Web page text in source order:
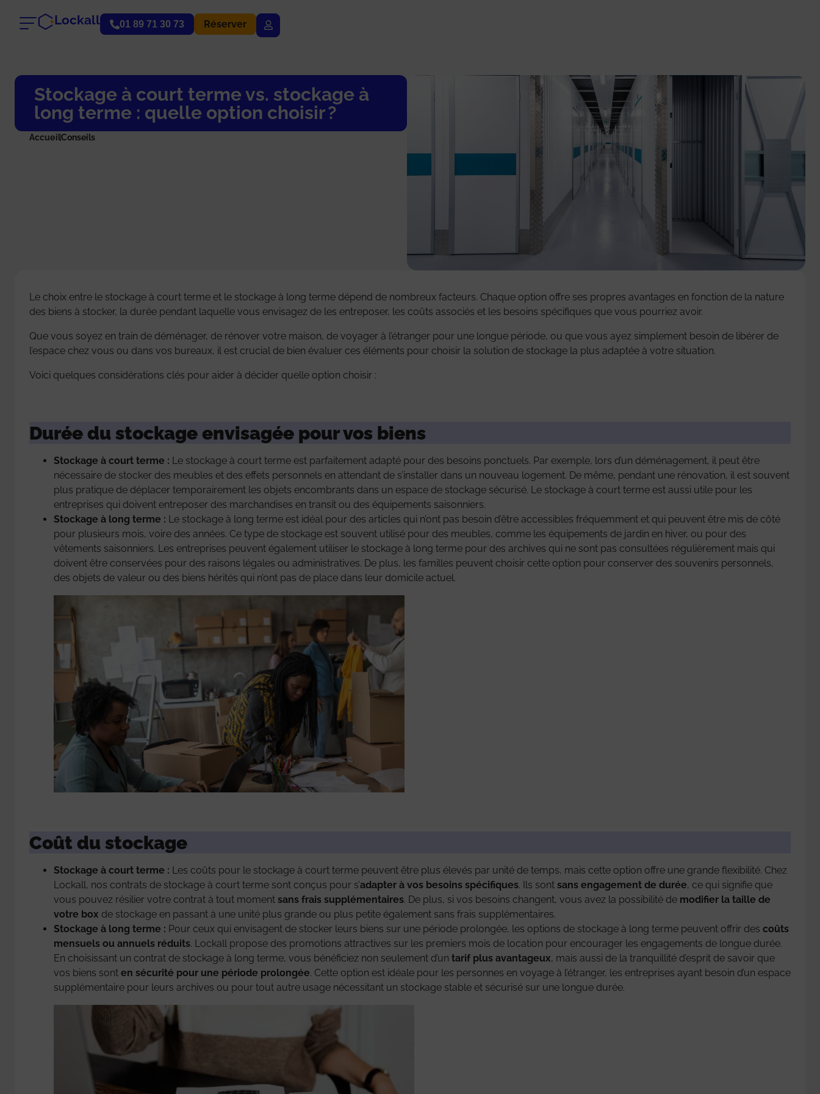
Lockall 01 89 71 30 73 Réserver
Stockage à court terme vs. stockage à
long terme : quelle option choisir ?
AccueilConseils
Le choix entre le stockage à court terme et le stockage à long terme dépend de nombreux facteurs. Chaque option offre ses propres avantages en fonction de la nature
des biens à stocker, la durée pendant laquelle vous envisagez de les entreposer, les coûts associés et les besoins spécifiques que vous pourriez avoir.
Que vous soyez en train de déménager, de rénover votre maison, de voyager à l’étranger pour une longue période, ou que vous ayez simplement besoin de libérer de
l’espace chez vous ou dans vos bureaux, il est crucial de bien évaluer ces éléments pour choisir la solution de stockage la plus adaptée à votre situation.
Voici quelques considérations clés pour aider à décider quelle option choisir :
Durée du stockage envisagée pour vos biens
Stockage à court terme : Le stockage à court terme est parfaitement adapté pour des besoins ponctuels. Par exemple, lors d’un déménagement, il peut être
nécessaire de stocker des meubles et des effets personnels en attendant de s’installer dans un nouveau logement. De même, pendant une rénovation, il est souvent
plus pratique de déplacer temporairement les objets encombrants dans un espace de stockage sécurisé. Le stockage à court terme est aussi utile pour les
entreprises qui doivent entreposer des marchandises en transit ou des équipements saisonniers.
Stockage à long terme : Le stockage à long terme est idéal pour des articles qui n’ont pas besoin d’être accessibles fréquemment et qui peuvent être mis de côté
pour plusieurs mois, voire des années. Ce type de stockage est souvent utilisé pour des meubles, comme les équipements de jardin en hiver, ou pour des
vêtements saisonniers. Les entreprises peuvent également utiliser le stockage à long terme pour des archives qui ne sont pas consultées régulièrement mais qui
doivent être conservées pour des raisons légales ou administratives. De plus, les familles peuvent choisir cette option pour conserver des souvenirs personnels,
des objets de valeur ou des biens hérités qui n’ont pas de place dans leur domicile actuel.
Coût du stockage
Stockage à court terme : Les coûts pour le stockage à court terme peuvent être plus élevés par unité de temps, mais cette option offre une grande flexibilité. Chez
Lockall, nos contrats de stockage à court terme sont conçus pour s’adapter à vos besoins spécifiques. Ils sont sans engagement de durée, ce qui signifie que
vous pouvez résilier votre contrat à tout moment sans frais supplémentaires. De plus, si vos besoins changent, vous avez la possibilité de modifier la taille de
votre box de stockage en passant à une unité plus grande ou plus petite également sans frais supplémentaires.
Stockage à long terme : Pour ceux qui envisagent de stocker leurs biens sur une période prolongée, les options de stockage à long terme peuvent offrir des coûts
mensuels ou annuels réduits. Lockall propose des promotions attractives sur les premiers mois de location pour encourager les engagements de longue durée.
En choisissant un contrat de stockage à long terme, vous bénéficiez non seulement d’un tarif plus avantageux, mais aussi de la tranquillité d’esprit de savoir que
vos biens sont en sécurité pour une période prolongée. Cette option est idéale pour les personnes en voyage à l’étranger, les entreprises ayant besoin d’un espace
supplémentaire pour leurs archives ou pour tout autre usage nécessitant un stockage stable et sécurisé sur une longue durée.